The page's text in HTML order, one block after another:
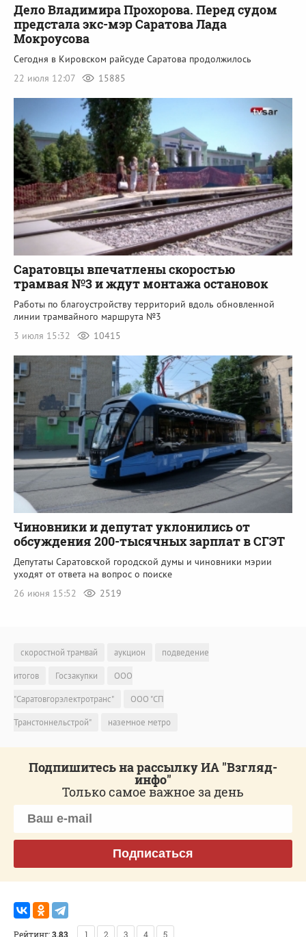
Дело Владимира Прохорова. Перед судом
предстала экс-мэр Саратова Лада
Мокроусова
Сегодня в Кировском райсуде Саратова продолжилось
22 июля 12:07
15885
Саратовцы впечатлены скоростью
трамвая №3 и ждут монтажа остановок
Работы по благоустройству территорий вдоль обновленной
линии трамвайного маршрута №3
3 июля 15:32
10415
Чиновники и депутат уклонились от
обсуждения 200-тысячных зарплат в СГЭТ
Депутаты Саратовской городской думы и чиновники мэрии
уходят от ответа на вопрос о поиске
26 июня 15:52
2519
скоростной трамвай аукцион
подведение
итогов
Госзакупки
ООО
"Саратовгорэлектротранс"
ООО "СП
Транстоннельстрой"
наземное метро
Подпишитесь на рассылку ИА "Взгляд-
инфо"
Только самое важное за день
Подписаться
Рейтинг:3.83 1 2 3 4 5